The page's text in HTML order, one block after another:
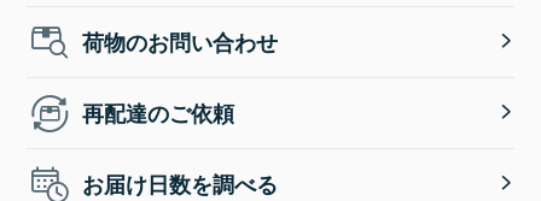
荷物のお問い合わせ
再配達のご依頼
お届け日数を調べる